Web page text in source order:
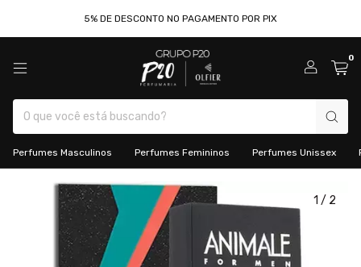
5% DE DESCONTO NO PAGAMENTO POR PIX
0
Perfumes Masculinos Perfumes Femininos Perfumes Unissex
1 / 2